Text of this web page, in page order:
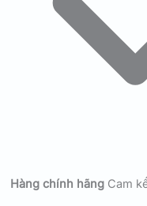
Hàng chính hãng Cam